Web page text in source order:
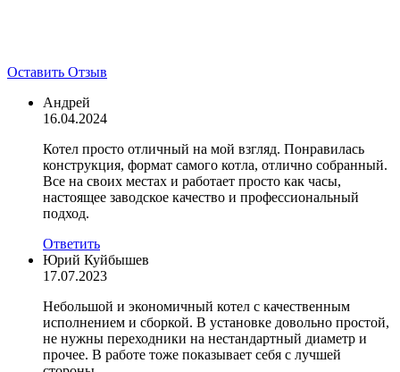
Оставить Отзыв
Андрей
16.04.2024
Котел просто отличный на мой взгляд. Понравилась
конструкция, формат самого котла, отлично собранный.
Все на своих местах и работает просто как часы,
настоящее заводское качество и профессиональный
подход.
Ответить
Юрий Куйбышев
17.07.2023
Небольшой и экономичный котел с качественным
исполнением и сборкой. В установке довольно простой,
не нужны переходники на нестандартный диаметр и
прочее. В работе тоже показывает себя с лучшей